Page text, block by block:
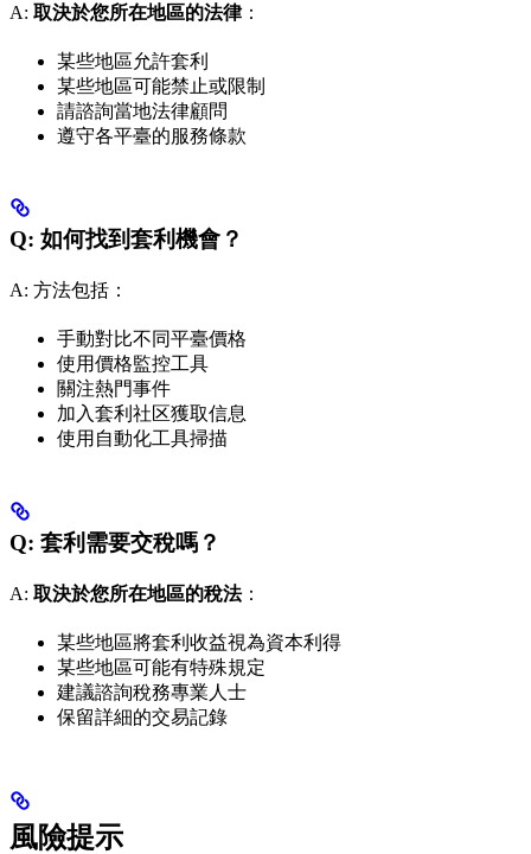
A: 取決於您所在地區的法律：
某些地區允許套利
某些地區可能禁止或限制
請諮詢當地法律顧問
遵守各平臺的服務條款
Q: 如何找到套利機會？
A: 方法包括：
手動對比不同平臺價格
使用價格監控工具
關注熱門事件
加入套利社区獲取信息
使用自動化工具掃描
Q: 套利需要交稅嗎？
A: 取決於您所在地區的稅法：
某些地區將套利收益視為資本利得
某些地區可能有特殊規定
建議諮詢稅務專業人士
保留詳細的交易記錄
風險提示